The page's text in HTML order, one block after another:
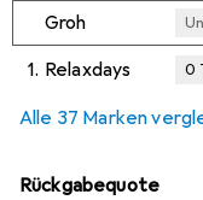
Groh
1. Relaxdays 0
Alle 37 Marken
Rückgabequote